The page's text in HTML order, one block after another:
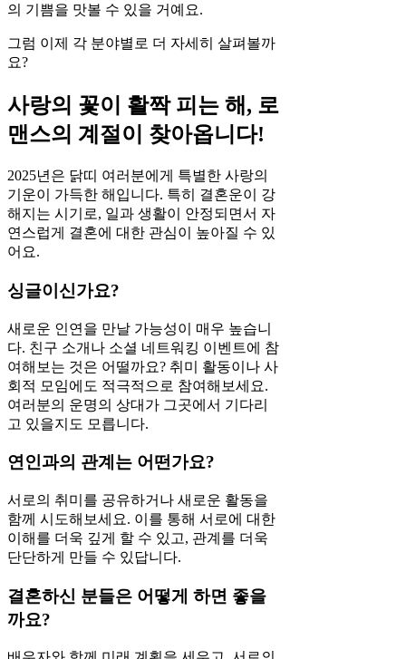
의 기쁨을 맛볼 수 있을 거예요.
그럼 이제 각 분야별로 더 자세히 살펴볼까
요?
사랑의 꽃이 활짝 피는 해, 로
맨스의 계절이 찾아옵니다!
2025년은 닭띠 여러분에게 특별한 사랑의
기운이 가득한 해입니다. 특히 결혼운이 강
해지는 시기로, 일과 생활이 안정되면서 자
연스럽게 결혼에 대한 관심이 높아질 수 있
어요.
싱글이신가요?
새로운 인연을 만날 가능성이 매우 높습니
다. 친구 소개나 소셜 네트워킹 이벤트에 참
여해보는 것은 어떨까요? 취미 활동이나 사
회적 모임에도 적극적으로 참여해보세요.
여러분의 운명의 상대가 그곳에서 기다리
고 있을지도 모릅니다.
연인과의 관계는 어떤가요?
서로의 취미를 공유하거나 새로운 활동을
함께 시도해보세요. 이를 통해 서로에 대한
이해를 더욱 깊게 할 수 있고, 관계를 더욱
단단하게 만들 수 있답니다.
결혼하신 분들은 어떻게 하면 좋을
까요?